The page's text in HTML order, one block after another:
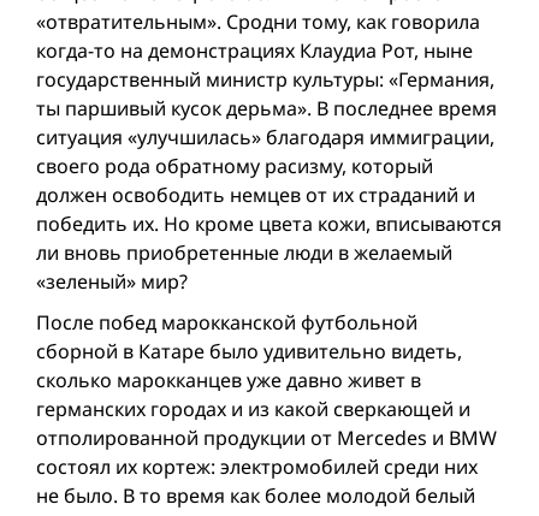
«отвратительным». Cродни тому, как говорила
когда-то на демонстрациях Клаудиа Рот, ныне
государственный министр культуры: «Германия,
ты паршивый кусок дерьма». В последнее время
ситуация «улучшилась» благодаря иммиграции,
своего рода обратному расизму, который
должен освободить немцев от их страданий и
победить их. Но кроме цвета кожи, вписываются
ли вновь приобретенные люди в желаемый
«зеленый» мир?
После побед марокканской футбольной
сборной в Катаре было удивительно видеть,
сколько марокканцев уже давно живет в
германских городах и из какой сверкающeй и
отполированной продукции от Mercedes и BMW
состоял их кортеж: электромобилей среди них
не было. В то время как более молодой белый